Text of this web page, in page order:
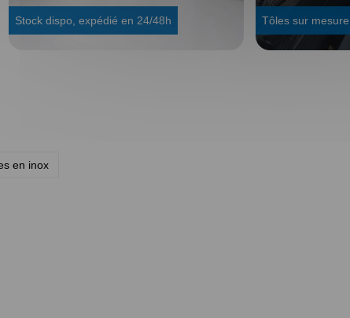
Stock dispo, expédié en 24/48h Tôles sur
en inox